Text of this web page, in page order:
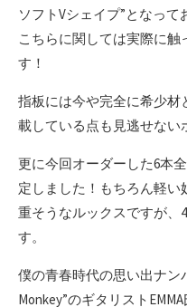
ソフトVシェイプ”となっ
こちらに関しては実際に触
す！
指板には今や完全に希少材
載している点も見逃せない
更に今回オーダーした6本
定しました！もちろん軽
重そうなルックスですが、
す。
僕の青春時代の思い出ナン
Monkey”のギタリスト